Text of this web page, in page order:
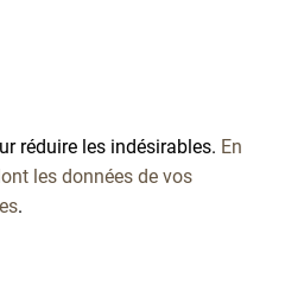
réduire les indésirables. En
les données de vos
.